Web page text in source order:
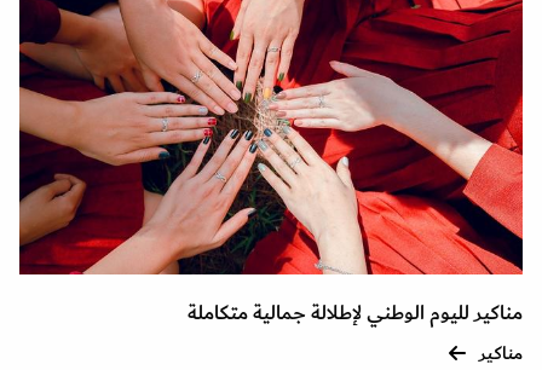
مناكير لليوم الوطني لإطلالة جمالية متكاملة
مناكير